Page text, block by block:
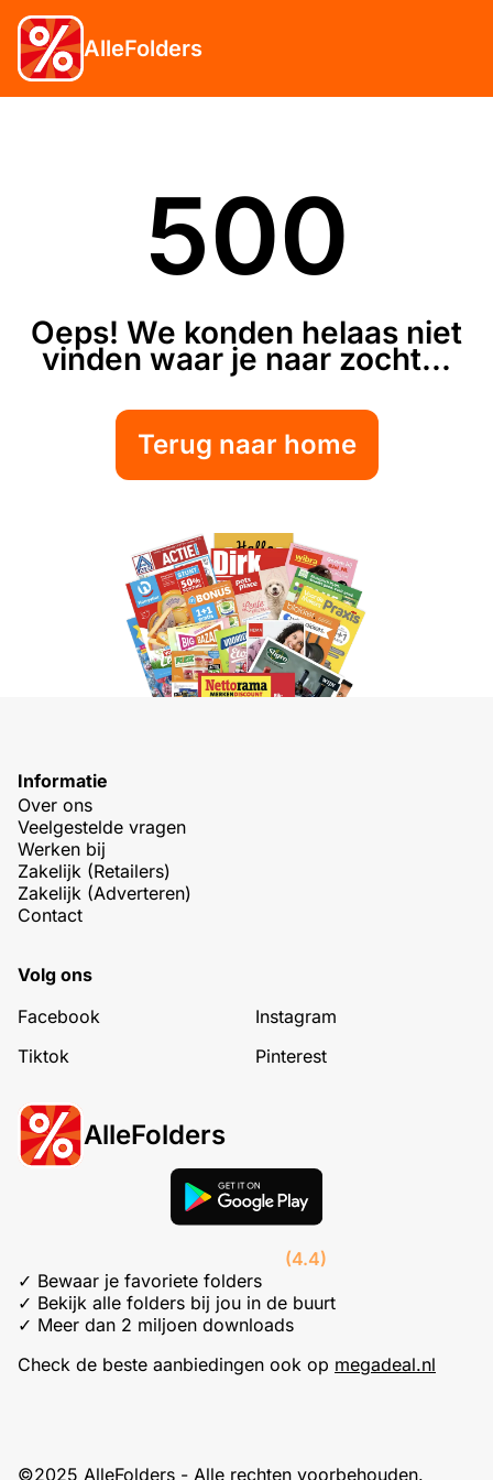
AlleFolders
500
Oeps! We konden helaas niet
vinden waar je naar zocht...
Terug naar home
Informatie
Over ons
Veelgestelde vragen
Werken bij
Zakelijk (Retailers)
Zakelijk (Adverteren)
Contact
Volg ons
Facebook
Instagram
Tiktok
Pinterest
AlleFolders
(4.4)
✓ Bewaar je favoriete folders
✓ Bekijk alle folders bij jou in de buurt
✓ Meer dan 2 miljoen downloads
Check de beste aanbiedingen ook op megadeal.nl
©2025 AlleFolders - Alle rechten voorbehouden.